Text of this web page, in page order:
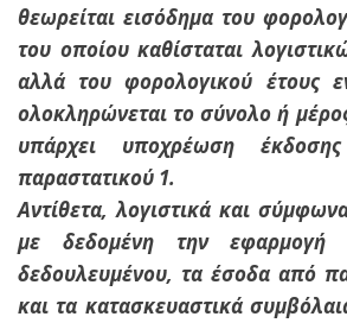
θεωρείται εισόδημα του
του οποίου καθίσταται
αλλά του φορολογικού έτους
ολοκληρώνεται το σύνολο ή
υπάρχει υποχρέωση
παραστατικού 1.
Αντίθετα, λογιστικά και
με δεδομένη την εφαρμογή
δεδουλευμένου, τα έσοδα από
και τα κατασκευαστικά